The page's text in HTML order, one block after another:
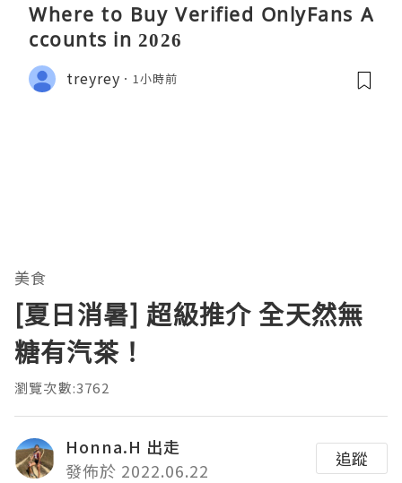
Where to Buy Verified OnlyFans A
ccounts in 2026
treyrey 1小時前
美食
[夏日消暑] 超級推介 全天然無
糖有汽茶！
瀏覽次數:3762
Honna.H 出走
發佈於 2022.06.22
追蹤